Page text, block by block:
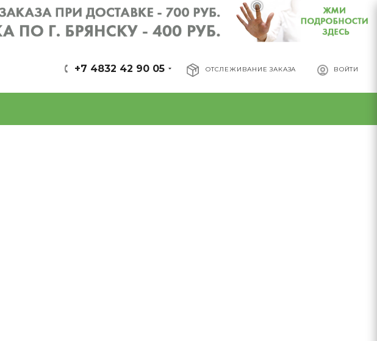
ОТСЛЕЖИВАНИЕ ЗАКАЗА ВОЙТИ
+7 4832 42 90 05